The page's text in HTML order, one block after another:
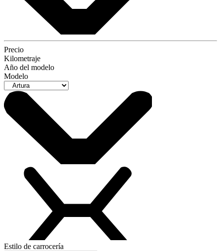
Precio
Kilometraje
Año del modelo
Modelo
Estilo de carrocería